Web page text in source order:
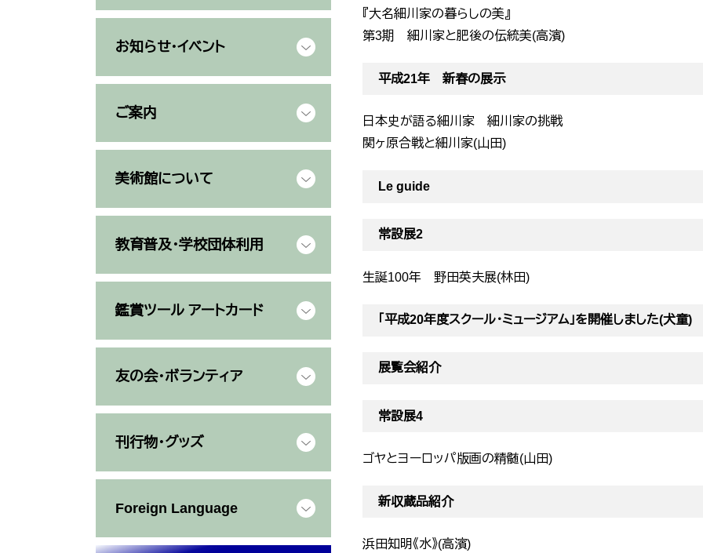
『大名細川家の暮らしの美』
第3期 細川家と肥後の伝統美(高濱)
平成21年 新春の展示
日本史が語る細川家 細川家の挑戦
関ヶ原合戦と細川家(山田)
Le guide
常設展2
生誕100年 野田英夫展(林田)
「平成20年度スクール・ミュージアム」を開催しました(犬童)
展覧会紹介
常設展4
ゴヤとヨーロッパ版画の精髄(山田)
新収蔵品紹介
浜田知明《水》(高濱)
お知らせ・イベント
ご案内
美術館について
教育普及・学校団体利用
鑑賞ツール アートカード
友の会・ボランティア
刊行物・グッズ
Foreign Language